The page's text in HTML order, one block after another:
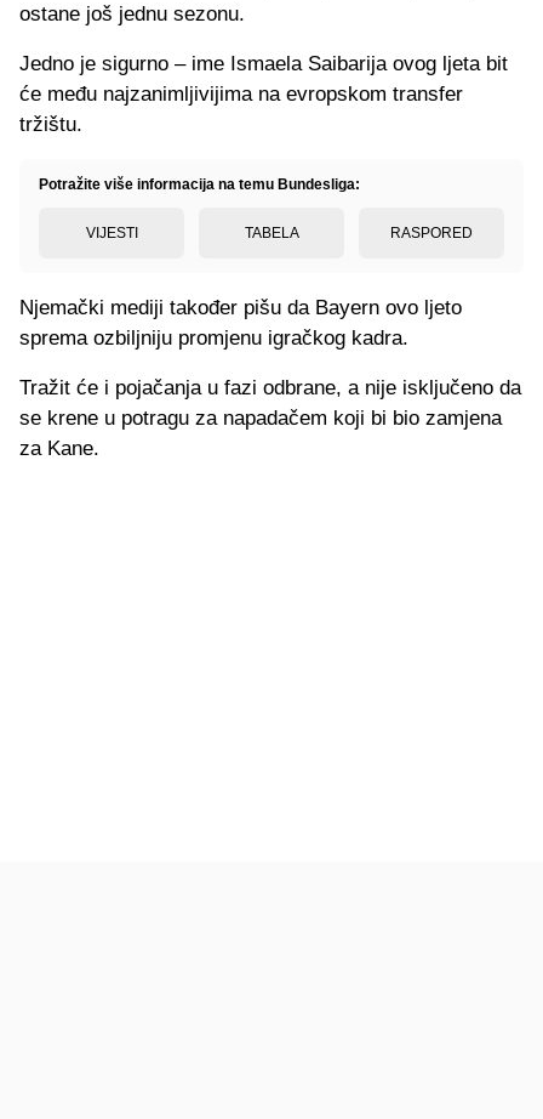
ostane još jednu sezonu.
Jedno je sigurno – ime Ismaela Saibarija ovog ljeta bit
će među najzanimljivijima na evropskom transfer
tržištu.
Potražite više informacija na temu Bundesliga:
VIJESTI TABELA RASPORED
Njemački mediji također pišu da Bayern ovo ljeto
sprema ozbiljniju promjenu igračkog kadra.
Tražit će i pojačanja u fazi odbrane, a nije isključeno da
se krene u potragu za napadačem koji bi bio zamjena
za Kane.